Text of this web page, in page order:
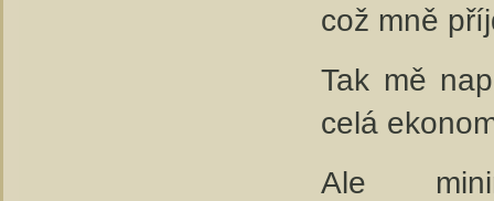
což mně
Tak mě
celá
Ale